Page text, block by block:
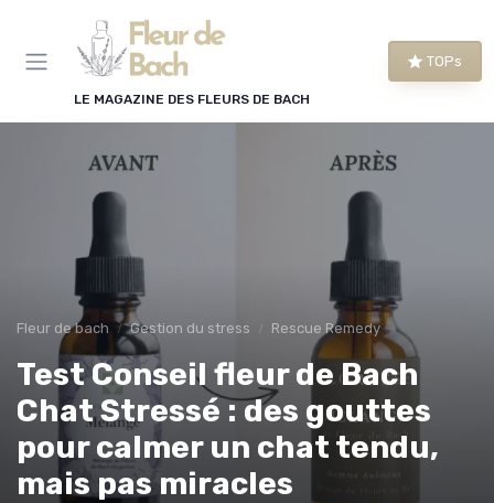
LE MAGAZINE DES FLEURS DE BACH
TOPs
Fleur de bach Gestion du stress Rescue Remedy
Test Conseil fleur de Bach
Chat Stressé : des gouttes
pour calmer un chat tendu,
mais pas miracles